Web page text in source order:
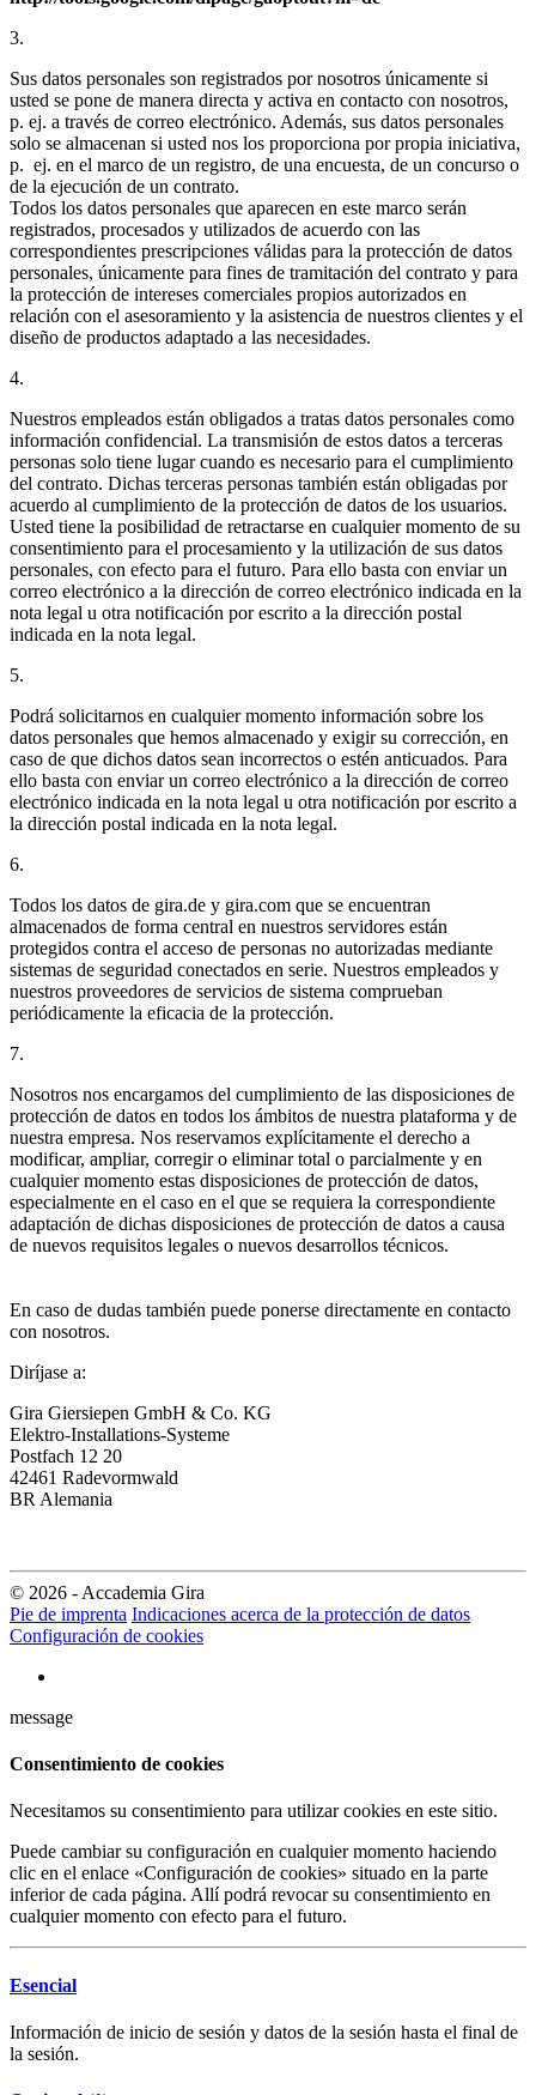
3.
Sus datos personales son registrados por nosotros únicamente si
usted se pone de manera directa y activa en contacto con nosotros,
p. ej. a través de correo electrónico. Además, sus datos personales
solo se almacenan si usted nos los proporciona por propia iniciativa,
p. ej. en el marco de un registro, de una encuesta, de un concurso o
de la ejecución de un contrato.
Todos los datos personales que aparecen en este marco serán
registrados, procesados y utilizados de acuerdo con las
correspondientes prescripciones válidas para la protección de datos
personales, únicamente para fines de tramitación del contrato y para
la protección de intereses comerciales propios autorizados en
relación con el asesoramiento y la asistencia de nuestros clientes y el
diseño de productos adaptado a las necesidades.
4.
Nuestros empleados están obligados a tratas datos personales como
información confidencial. La transmisión de estos datos a terceras
personas solo tiene lugar cuando es necesario para el cumplimiento
del contrato. Dichas terceras personas también están obligadas por
acuerdo al cumplimiento de la protección de datos de los usuarios.
Usted tiene la posibilidad de retractarse en cualquier momento de su
consentimiento para el procesamiento y la utilización de sus datos
personales, con efecto para el futuro. Para ello basta con enviar un
correo electrónico a la dirección de correo electrónico indicada en la
nota legal u otra notificación por escrito a la dirección postal
indicada en la nota legal.
5.
Podrá solicitarnos en cualquier momento información sobre los
datos personales que hemos almacenado y exigir su corrección, en
caso de que dichos datos sean incorrectos o estén anticuados. Para
ello basta con enviar un correo electrónico a la dirección de correo
electrónico indicada en la nota legal u otra notificación por escrito a
la dirección postal indicada en la nota legal.
6.
Todos los datos de gira.de y gira.com que se encuentran
almacenados de forma central en nuestros servidores están
protegidos contra el acceso de personas no autorizadas mediante
sistemas de seguridad conectados en serie. Nuestros empleados y
nuestros proveedores de servicios de sistema comprueban
periódicamente la eficacia de la protección.
7.
Nosotros nos encargamos del cumplimiento de las disposiciones de
protección de datos en todos los ámbitos de nuestra plataforma y de
nuestra empresa. Nos reservamos explícitamente el derecho a
modificar, ampliar, corregir o eliminar total o parcialmente y en
cualquier momento estas disposiciones de protección de datos,
especialmente en el caso en el que se requiera la correspondiente
adaptación de dichas disposiciones de protección de datos a causa
de nuevos requisitos legales o nuevos desarrollos técnicos.
En caso de dudas también puede ponerse directamente en contacto
con nosotros.
Diríjase a:
Gira Giersiepen GmbH & Co. KG
Elektro-Installations-Systeme
Postfach 12 20
42461 Radevormwald
BR Alemania
© 2026 - Accademia Gira
Pie de imprenta Indicaciones acerca de la protección de datos
Configuración de cookies
message
Consentimiento de cookies
Necesitamos su consentimiento para utilizar cookies en este sitio.
Puede cambiar su configuración en cualquier momento haciendo
clic en el enlace «Configuración de cookies» situado en la parte
inferior de cada página. Allí podrá revocar su consentimiento en
cualquier momento con efecto para el futuro.
Esencial
Información de inicio de sesión y datos de la sesión hasta el final de
la sesión.